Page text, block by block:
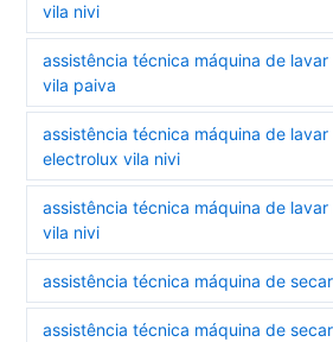
vila nivi
assistência técnica máquina de
vila paiva
assistência técnica máquina de lavar
electrolux vila nivi
assistência técnica máquina de
vila nivi
assistência técnica máquina de
assistência técnica máquina de